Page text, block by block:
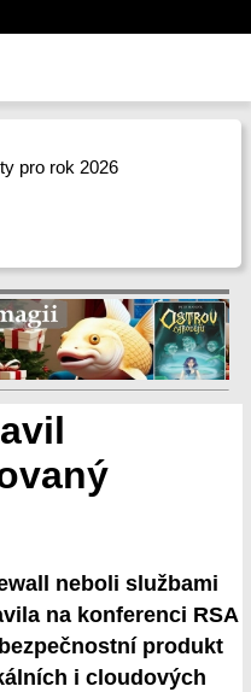
pro rok 2026
neboli službami
na konferenci RSA
produkt
i cloudových